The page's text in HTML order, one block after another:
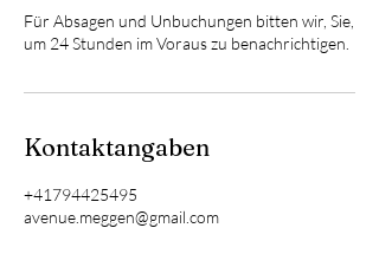
Für Absagen und Unbuchungen bitten wir, Sie,
um 24 Stunden im Voraus zu benachrichtigen.
Kontaktangaben
+41794425495
avenue.meggen@gmail.com